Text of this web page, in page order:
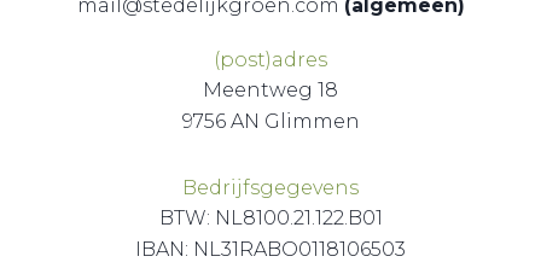
mail@stedelijkgroen.com (algemeen)
(post)adres
Meentweg 18
9756 AN Glimmen
Bedrijfsgegevens
BTW: NL8100.21.122.B01
IBAN: NL31RABO0118106503